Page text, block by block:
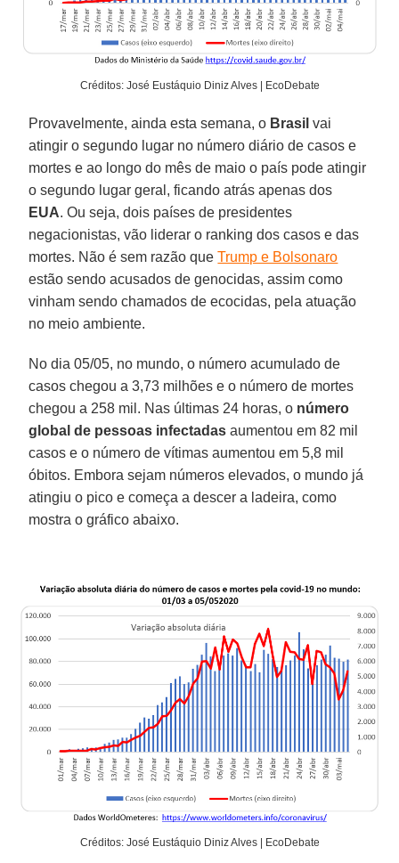
Créditos: José Eustáquio Diniz Alves | EcoDebate
Provavelmente, ainda esta semana, o Brasil vai
atingir o segundo lugar no número diário de casos e
mortes e ao longo do mês de maio o país pode atingir
o segundo lugar geral, ficando atrás apenas dos
EUA. Ou seja, dois países de presidentes
negacionistas, vão liderar o ranking dos casos e das
mortes. Não é sem razão queTrump e Bolsonaro
estão sendo acusados de genocidas, assim como
vinham sendo chamados de ecocidas, pela atuação
no meio ambiente.
No dia 05/05, no mundo, o número acumulado de
casos chegou a 3,73 milhões e o número de mortes
chegou a 258 mil. Nas últimas 24 horas, o número
global de pessoas infectadas aumentou em 82 mil
casos e o número de vítimas aumentou em 5,8 mil
óbitos. Embora sejam números elevados, o mundo já
atingiu o pico e começa a descer a ladeira, como
mostra o gráfico abaixo.
Créditos: José Eustáquio Diniz Alves | EcoDebate